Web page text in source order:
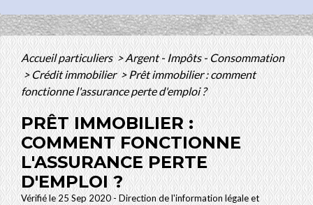
Accueil particuliers>Argent - Impôts - Consommation
>Crédit immobilier> Prêt immobilier : comment
fonctionne l'assurance perte d'emploi ?
PRÊT IMMOBILIER :
COMMENT FONCTIONNE
L'ASSURANCE PERTE
D'EMPLOI ?
Vérifié le 25 Sep 2020 - Direction de l'information légale et